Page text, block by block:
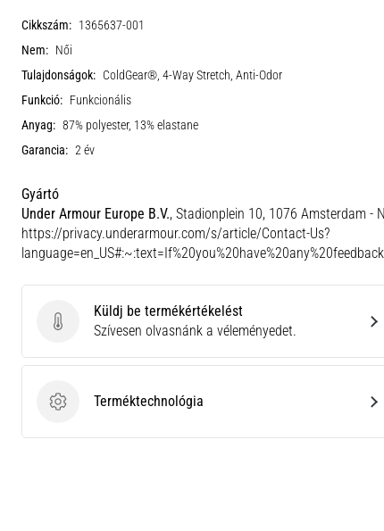
Cikkszám: 1365637-001
Nem: Női
Tulajdonságok: ColdGear®, 4-Way Stretch, Anti-Odor
Funkció: Funkcionális
Anyag: 87% polyester, 13% elastane
Garancia: 2 év
Gyártó
Under Armour Europe B.V., Stadionplein 10, 1076 Amsterdam -
https://privacy.underarmour.com/s/article/Contact-Us?
Küldj be termékértékelést
Küldj be termékértékelést
Szívesen olvasnánk a véleményedet.
Terméktechnológia
Terméktechnológia